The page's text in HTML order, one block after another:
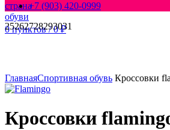
0пунктов / 0₽
+7 (903) 420-0999
25262728293031
ГлавнаяСпортивная обувь Кроссовки
Кроссовки